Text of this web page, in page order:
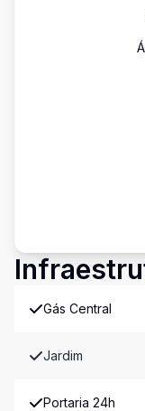
Gás Central
Jardim
Portaria 24h